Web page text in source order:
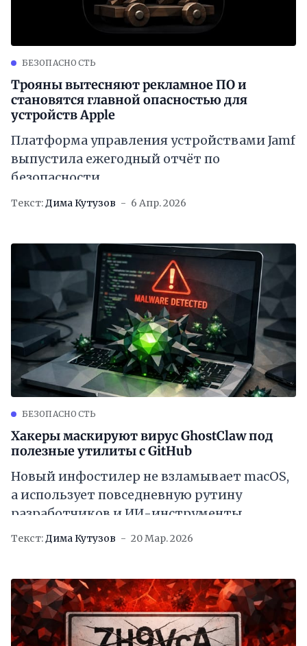
БЕЗОПАСНОСТЬ
Трояны вытесняют рекламное ПО и
становятся главной опасностью для
устройств Apple
Платформа управления устройствами Jamf
выпустила ежегодный отчёт по
безопасности
Текст: Дима Кутузов 6 Апр. 2026
БЕЗОПАСНОСТЬ
Хакеры маскируют вирус GhostClaw под
полезные утилиты с GitHub
Новый инфостилер не взламывает macOS,
а использует повседневную рутину
разработчиков и ИИ-инструменты
Текст:Дима Кутузов 20 Мар. 2026